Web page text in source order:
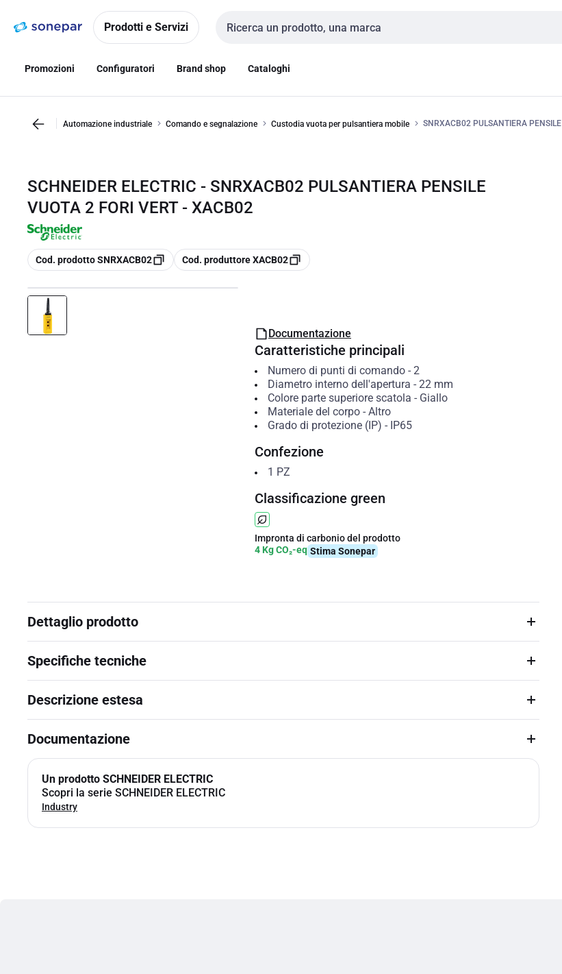
navigazionealla
Prodotti e Servizi
Cerca input
Promozioni Configuratori Brand shop Cataloghi
Automazione industriale Comando e segnalazione Custodia vuota per pulsantiera mobile SNRXACB02 PULSANTIERA
SCHNEIDER ELECTRIC - SNRXACB02 PULSANTIERA PENSILE
VUOTA 2 FORI VERT - XACB02
copia
Cod. prodotto SNRXACB02 copia
Cod. produttore XACB02
Documentazione
Caratteristiche principali
Numero di punti di comando- 2
Diametro interno dell'apertura - 22 mm
Colore parte superiore scatola - Giallo
Materiale del corpo- Altro
Grado di protezione (IP) - IP65
Confezione
1 PZ
Classificazione green
Impronta di carbonio del prodotto
4 Kg CO₂-eq Stima Sonepar
Dettaglio prodotto
Specifiche tecniche
Descrizione estesa
Documentazione
Un prodotto SCHNEIDER ELECTRIC
Scopri la serie SCHNEIDER ELECTRIC
Industry